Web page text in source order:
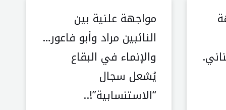
مواجهة علنية بين
النائبين مراد وأبو فاعور…
والإنماء في البقاع
يُشعل سجال
“الاستنسابية”!..